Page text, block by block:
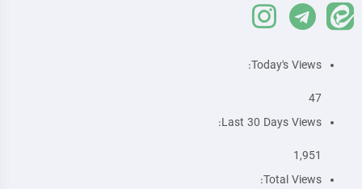
Today's Views:
47
Last 30 Days Views:
1,951
Total Views: